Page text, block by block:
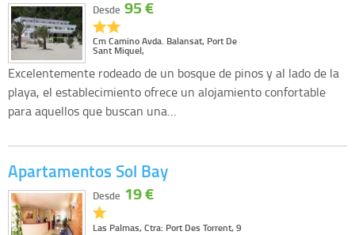
Cm Camino Avda. Balansat, Port De
Sant Miquel,
Desde 95 €
Excelentemente rodeado de un bosque de pinos y al lado de la
playa, el establecimiento ofrece un alojamiento confortable
para aquellos que buscan una…
Apartamentos Sol Bay
Las Palmas, Ctra: Port Des Torrent, 9
Desde 19 €